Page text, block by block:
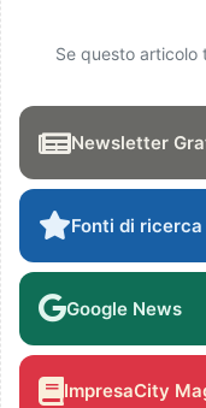
Se questo articolo
Newsletter
Fonti di
Google News
ImpresaCity